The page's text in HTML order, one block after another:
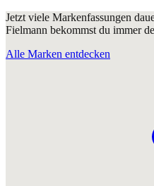
Jetzt viele Markenfassungen
Fielmann bekommst du immer
Alle Marken entdecken